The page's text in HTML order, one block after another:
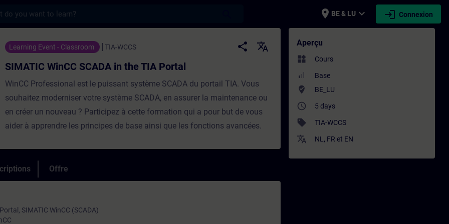
place BE & LU expand_more login Connexion
SCADA in the TIA Portal - Entraînement - Formation - Formation continue |
Learning Event - Classroom TIA-WCCS share
translate
SIMATIC WinCC SCADA in the TIA Portal
WinCC Professional est le puissant système SCADA du portail TIA. Vous
souhaitez moderniser votre système SCADA, en assurer la maintenance ou
en créer un nouveau ? Participez à cette formation qui a pour but de vous
aider à apprendre les principes de base ainsi que les fonctions avancées.
Offre
SIMATIC WinCC (SCADA)
Aperçu
widgets Cours
Base
where_to_vote BE_LU
access_time 5 days
sell TIA-WCCS
translate NL , FR et EN